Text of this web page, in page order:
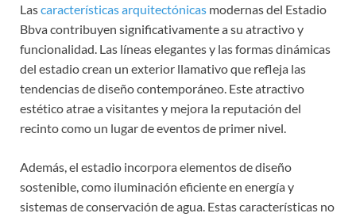
Lascaracterísticas arquitectónicas modernas del Estadio
Bbva contribuyen significativamente a su atractivo y
funcionalidad. Las líneas elegantes y las formas dinámicas
del estadio crean un exterior llamativo que refleja las
tendencias de diseño contemporáneo. Este atractivo
estético atrae a visitantes y mejora la reputación del
recinto como un lugar de eventos de primer nivel.
Además, el estadio incorpora elementos de diseño
sostenible, como iluminación eficiente en energía y
sistemas de conservación de agua. Estas características no